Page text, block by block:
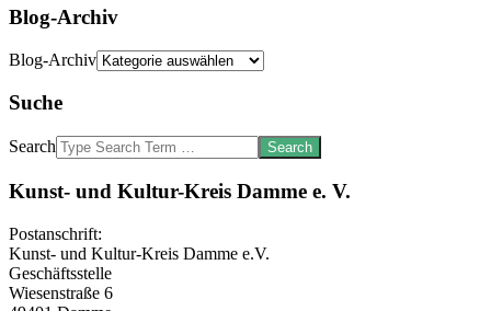
Blog-Archiv
Blog-Archiv
Suche
Search
Kunst- und Kultur-Kreis Damme e. V.
Postanschrift:
Kunst- und Kultur-Kreis Damme e.V.
Geschäftsstelle
Wiesenstraße 6